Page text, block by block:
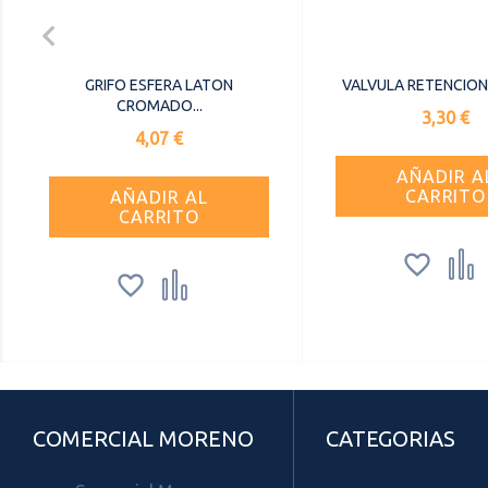

GRIFO ESFERA LATON
CROMADO...
Precio
4,07 €
AÑADIR AL
CARRITO
 
VALVULA
Precio
3,30 €
AÑADIR
CARRITO
 
COMERCIAL MORENO CATEGORIAS